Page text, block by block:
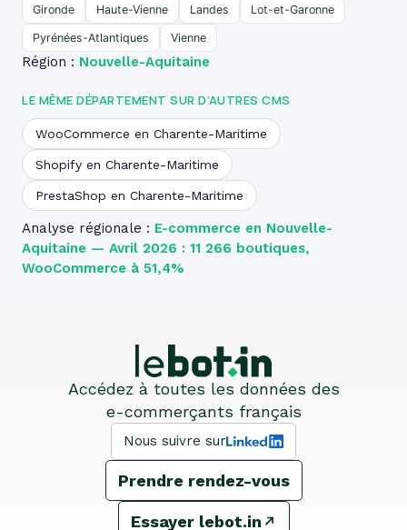
Gironde Haute-Vienne Landes Lot-et-Garonne
Pyrénées-Atlantiques Vienne
Région : Nouvelle-Aquitaine
LE MÊME DÉPARTEMENT SUR D’AUTRES CMS
WooCommerce en Charente-Maritime
Shopify en Charente-Maritime
PrestaShop en Charente-Maritime
Analyse régionale : E-commerce en Nouvelle-
Aquitaine — Avril 2026 : 11 266 boutiques,
WooCommerce à 51,4%
Accédez à toutes les données des
e-commerçants français
Nous suivre sur
Prendre rendez-vous
Essayer lebot.in